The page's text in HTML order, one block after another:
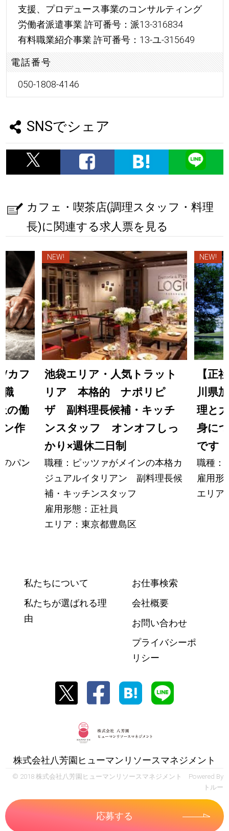
支援、プロデュース事業のコンサルティング
労働者派遣事業 許可番号：派13-316834
有料職業紹介事業 許可番号：13-ユ-315649
電話番号
050-1808-4146
SNSでシェア
カフェ・喫茶店(調理スタッフ・料理
長)に関連する求人票を見る
/カフ
職
の働
ン作
パン
NEW!
池袋エリア・人気トラット
リア 本格的 ナポリピ
ザ 副料理長候補・キッチ
ンスタッフ オンオフしっ
かり×週休二日制
職種：ピッツァがメインの本格カ
ジュアルイタリアン 副料理長候
補・キッチンスタッフ
雇用形態：正社員
エリア：東京都豊島区
NEW!
【正
川県
理と
身に
です
職種：
雇用形
エリア
応募する
私たちについて
私たちが選ばれる理
由
お仕事検索
会社概要
お問い合わせ
プライバシーポ
リシー
株式会社八芳園ヒューマンリソースマネジメント
© 2018 株式会社八芳園ヒューマンリソースマネジメント Powered By
トルー